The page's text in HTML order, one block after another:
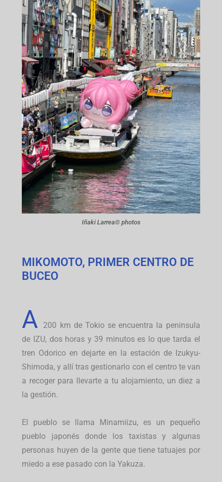
Iñaki Larrea© photos
MIKOMOTO, PRIMER CENTRO DE
BUCEO
A
200 km de Tokio se encuentra la peninsula
de IZU, dos horas y 39 minutos es lo que tarda el
tren Odorico en dejarte en la estación de Izukyu-
Shimoda, y allí tras gestionarlo con el centro te van
a recoger para llevarte a tu alojamiento, un diez a
la gestión.
El pueblo se llama Minamiizu, es un pequeño
pueblo japonés donde los taxistas y algunas
personas huyen de la gente que tiene tatuajes por
miedo a ese pasado con la Yakuza.